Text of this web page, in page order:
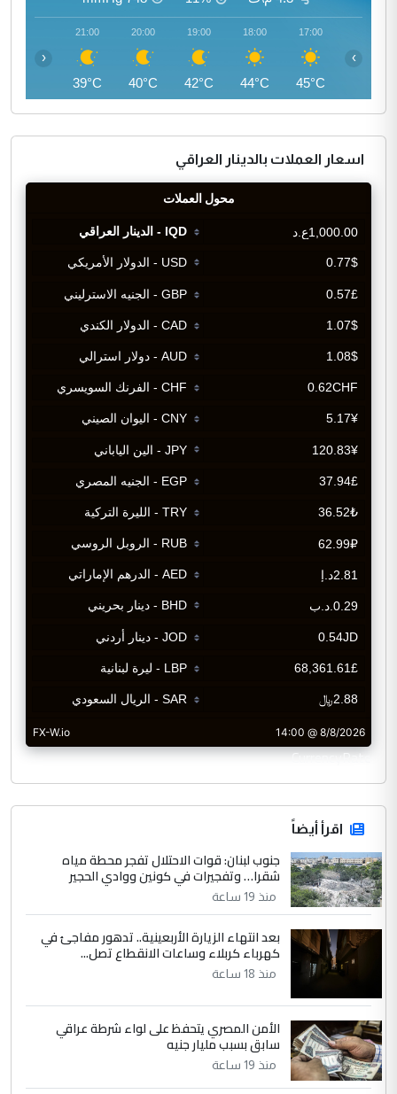
17:00
45°C
18:00
44°C
19:00
42°C
20:00
40°C
21:00
39°C
‹ ›
اسعار العملات بالدينار العراقي
CurrencyRate
اقرأ أيضاً
جنوب لبنان: قوات الاحتلال تفجر محطة مياه
شقرا… وتفجيرات في كونين ووادي الحجير
منذ 19 ساعة
بعد انتهاء الزيارة الأربعينية.. تدهور مفاجئ في
كهرباء كربلاء وساعات الانقطاع تصل...
منذ 18 ساعة
الأمن المصري يتحفظ على لواء شرطة عراقي
سابق بسبب مليار جنيه
منذ 19 ساعة